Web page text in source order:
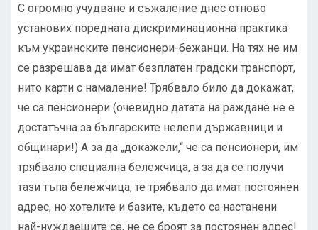
С огромно учудване и съжаление днес отново
установих поредната дискриминационна практика
към украинските пенсионери-бежанци. На тях не им
се разрешава да имат безплатен градски транспорт,
нито карти с намаление! Трябвало било да докажат,
че са пенсионери (очевидно датата на раждане не е
достатъчна за българските нелепи държавници и
общинари!) А за да „докажели,“ че са пенсионери, им
трябвало специална бележчица, а за да се получи
тази тъпа бележчица, те трябвало да имат постоянен
адрес, но хотелите и базите, където са настанени
най-нуждаещите се, не се броят за постоянен адрес!